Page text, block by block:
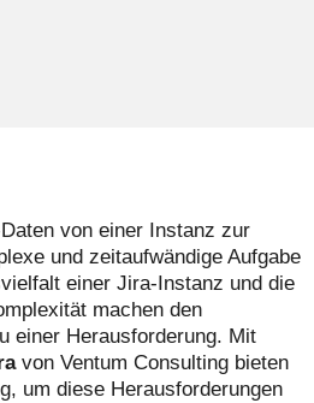
von einer Instanz zur
und zeitaufwändige Aufgabe
einer Jira-Instanz und die
machen den
einer Herausforderung. Mit
von Ventum Consulting bieten
um diese Herausforderungen